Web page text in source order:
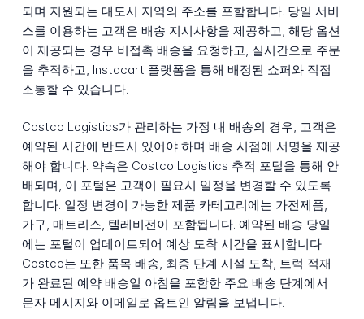
되며 지원되는 대도시 지역의 주소를 포함합니다. 당일 서비
스를 이용하는 고객은 배송 지시사항을 제공하고, 해당 옵션
이 제공되는 경우 비접촉 배송을 요청하고, 실시간으로 주문
을 추적하고, Instacart 플랫폼을 통해 배정된 쇼퍼와 직접
소통할 수 있습니다.
Costco Logistics가 관리하는 가정 내 배송의 경우, 고객은
예약된 시간에 반드시 있어야 하며 배송 시점에 서명을 제공
해야 합니다. 약속은 Costco Logistics 추적 포털을 통해 안
배되며, 이 포털은 고객이 필요시 일정을 변경할 수 있도록
합니다. 일정 변경이 가능한 제품 카테고리에는 가전제품,
가구, 매트리스, 텔레비전이 포함됩니다. 예약된 배송 당일
에는 포털이 업데이트되어 예상 도착 시간을 표시합니다.
Costco는 또한 품목 배송, 최종 단계 시설 도착, 트럭 적재
가 완료된 예약 배송일 아침을 포함한 주요 배송 단계에서
문자 메시지와 이메일로 옵트인 알림을 보냅니다.